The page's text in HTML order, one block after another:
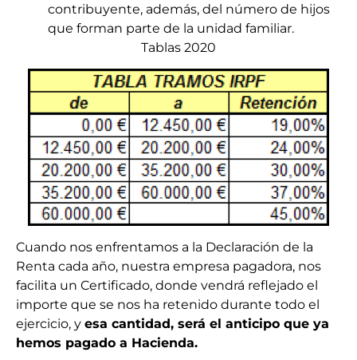
contribuyente, además, del número de hijos
que forman parte de la unidad familiar.
Tablas 2020
Cuando nos enfrentamos a la Declaración de la
Renta cada año, nuestra empresa pagadora, nos
facilita un Certificado, donde vendrá reflejado el
importe que se nos ha retenido durante todo el
ejercicio, y esa cantidad, será el anticipo que ya
hemos pagado a Hacienda.